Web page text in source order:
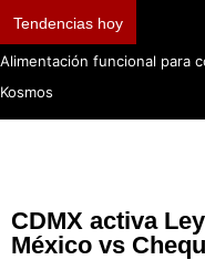
Tendencias hoy
Alimentación funcional para
Kosmos
CDMX activa
México vs